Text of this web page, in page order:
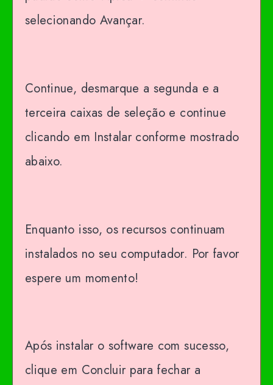
selecionando Avançar.
Continue, desmarque a segunda e a
terceira caixas de seleção e continue
clicando em Instalar conforme mostrado
abaixo.
Enquanto isso, os recursos continuam
instalados no seu computador. Por favor
espere um momento!
Após instalar o software com sucesso,
clique em Concluir para fechar a